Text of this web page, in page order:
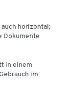
jederzeit zu
im Büro
wo er
horizontal;
Dokumente
in einem
im